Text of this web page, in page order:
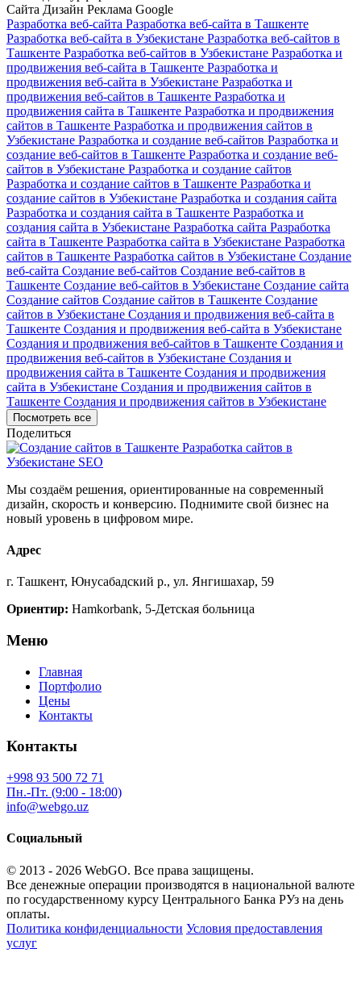
Сайта Дизайн Реклама Google
Разработка веб-сайта Разработка веб-сайта в Ташкенте
Разработка веб-сайта в Узбекистане Разработка веб-сайтов в
Ташкенте Разработка веб-сайтов в Узбекистане Разработка и
продвижения веб-сайта в Ташкенте Разработка и
продвижения веб-сайта в Узбекистане Разработка и
продвижения веб-сайтов в Ташкенте Разработка и
продвижения сайта в Ташкенте Разработка и продвижения
сайтов в Ташкенте Разработка и продвижения сайтов в
Узбекистане Разработка и создание веб-сайтов Разработка и
создание веб-сайтов в Ташкенте Разработка и создание веб-
сайтов в Узбекистане Разработка и создание сайтов
Разработка и создание сайтов в Ташкенте Разработка и
создание сайтов в Узбекистане Разработка и создания сайта
Разработка и создания сайта в Ташкенте Разработка и
создания сайта в Узбекистане Разработка сайта Разработка
сайта в Ташкенте Разработка сайта в Узбекистане Разработка
сайтов в Ташкенте Разработка сайтов в Узбекистане Создание
веб-сайта Создание веб-сайтов Создание веб-сайтов в
Ташкенте Создание веб-сайтов в Узбекистане Создание сайта
Создание сайтов Создание сайтов в Ташкенте Создание
сайтов в Узбекистане Создания и продвижения веб-сайта в
Ташкенте Создания и продвижения веб-сайта в Узбекистане
Создания и продвижения веб-сайтов в Ташкенте Создания и
продвижения веб-сайтов в Узбекистане Создания и
продвижения сайта в Ташкенте Создания и продвижения
сайта в Узбекистане Создания и продвижения сайтов в
Ташкенте Создания и продвижения сайтов в Узбекистане
Посмотреть все
Поделиться
Мы создаём решения, ориентированные на современный
дизайн, скорость и конверсию. Поднимите свой бизнес на
новый уровень в цифровом мире.
Адрес
г. Ташкент, Юнусабадский р., ул. Янгишахар, 59
Ориентир: Hamkorbank, 5-Детская больница
Меню
Главная
Портфолио
Цены
Контакты
Контакты
+998 93 500 72 71
Пн.-Пт. (9:00 - 18:00)
info@webgo.uz
Социальный
© 2013 - 2026 WebGO. Все права защищены.
Все денежные операции производятся в национальной валюте
по государственному курсу Центрального Банка РУз на день
оплаты.
Политика конфиденциальности Условия предоставления
услуг